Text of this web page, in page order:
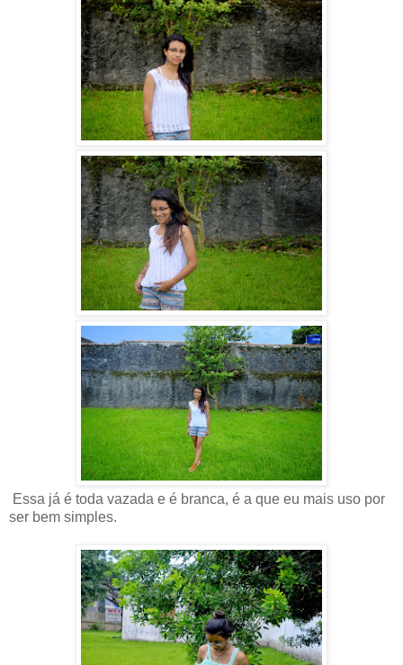
Essa já é toda vazada e é branca, é a que eu mais uso por
ser bem simples.